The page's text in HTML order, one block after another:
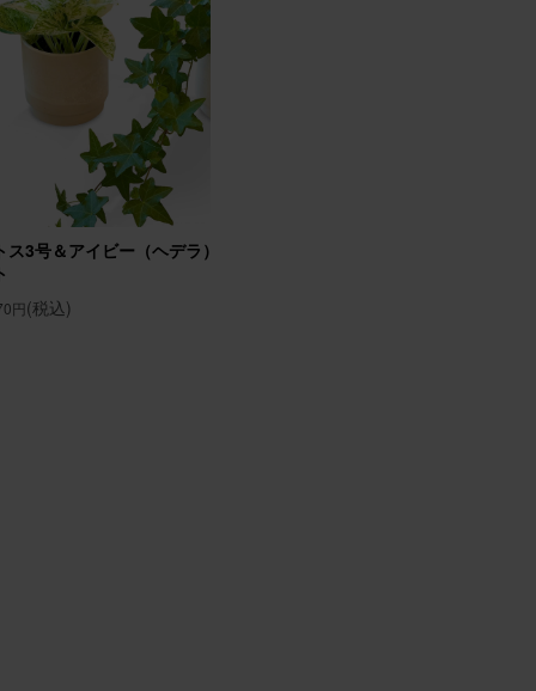
喜
関
眺め
ス3号＆アイビー（ヘデラ）3号 2個セ
円(税込)